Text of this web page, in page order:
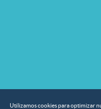
Utilizamos cookies para optimizar